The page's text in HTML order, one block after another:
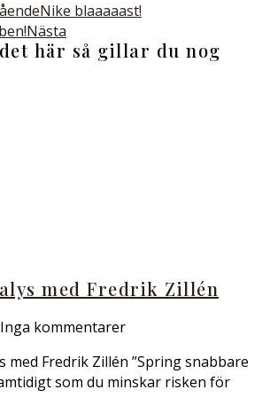
Nike blaaaaast!
Nästa
här så gillar du nog
med Fredrik Zillén
Inga kommentarer
med Fredrik Zillén ”Spring snabbare
som du minskar risken för